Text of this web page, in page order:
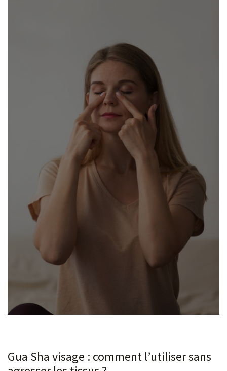
Gua Sha visage : comment l’utiliser sans